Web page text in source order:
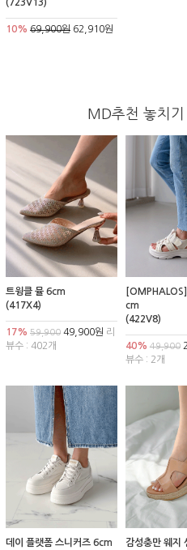
(723V13)
10% 69,900원 62,910원
MD추천 놓치
트윙클 뮬 6cm
(417X4)
17% 59,900 49,900원 리
뷰수 : 402개
cm
(422V8)
40% 49,900
뷰수 : 2개
데이 플랫폼 스니커즈 6cm
감성충만 웨지